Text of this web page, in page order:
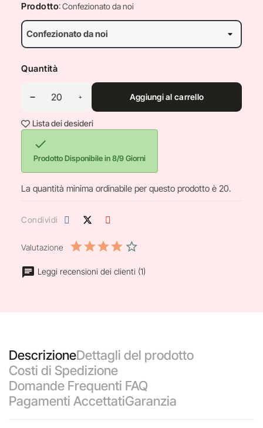
Prodotto: Confezionato da noi
Quantità
Aggiungi al carrello
Lista dei desideri

Prodotto Disponibile in 8/9 Giorni
La quantità minima ordinabile per questo prodotto è 20.
Condividi
Valutazione
Leggi recensioni dei clienti (1)
DescrizioneDettagli del prodotto
Costi di Spedizione
Domande Frequenti FAQ
Pagamenti AccettatiGaranzia